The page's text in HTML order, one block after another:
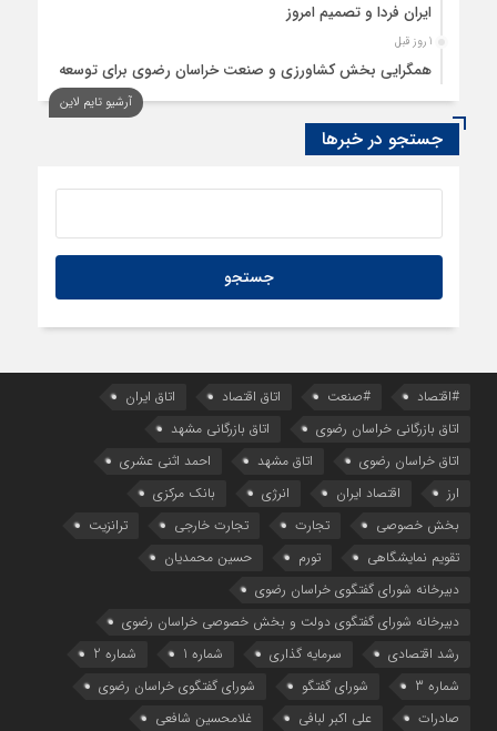
ایران فردا و تصمیم امروز
1 روز قبل
همگرایی بخش کشاورزی و صنعت خراسان رضوی برای توسعه
1 روز قبل
ردیابی دلارهای صادراتی
1 روز قبل
راهنمای نحوه شرکت در مناقصات کالا و تدارکات عمومی قزاقستان
آرشیو تایم لاین
جستجو در خبرها
#اقتصاد #صنعت اتاق اقتصاد
اتاق ایران
اتاق بازرگانی خراسان رضوی
اتاق بازرگانی مشهد
اتاق خراسان رضوی
اتاق مشهد
احمد اثنی عشری
ارز
اقتصاد ایران انرژی
بانک مرکزی
بخش خصوصی
تجارت تجارت خارجی
ترانزیت
تقویم نمایشگاهی
تورم
حسین محمدیان
دبیرخانه شورای گفتگوی خراسان رضوی
دبیرخانه شورای گفتگوی دولت و بخش خصوصی خراسان رضوی
رشد اقتصادی
سرمایه گذاری شماره 1
شماره 2
شماره 3
شورای گفتگو
شورای گفتگوی خراسان رضوی
صادرات
علی اکبر لبافی غلامحسین شافعی